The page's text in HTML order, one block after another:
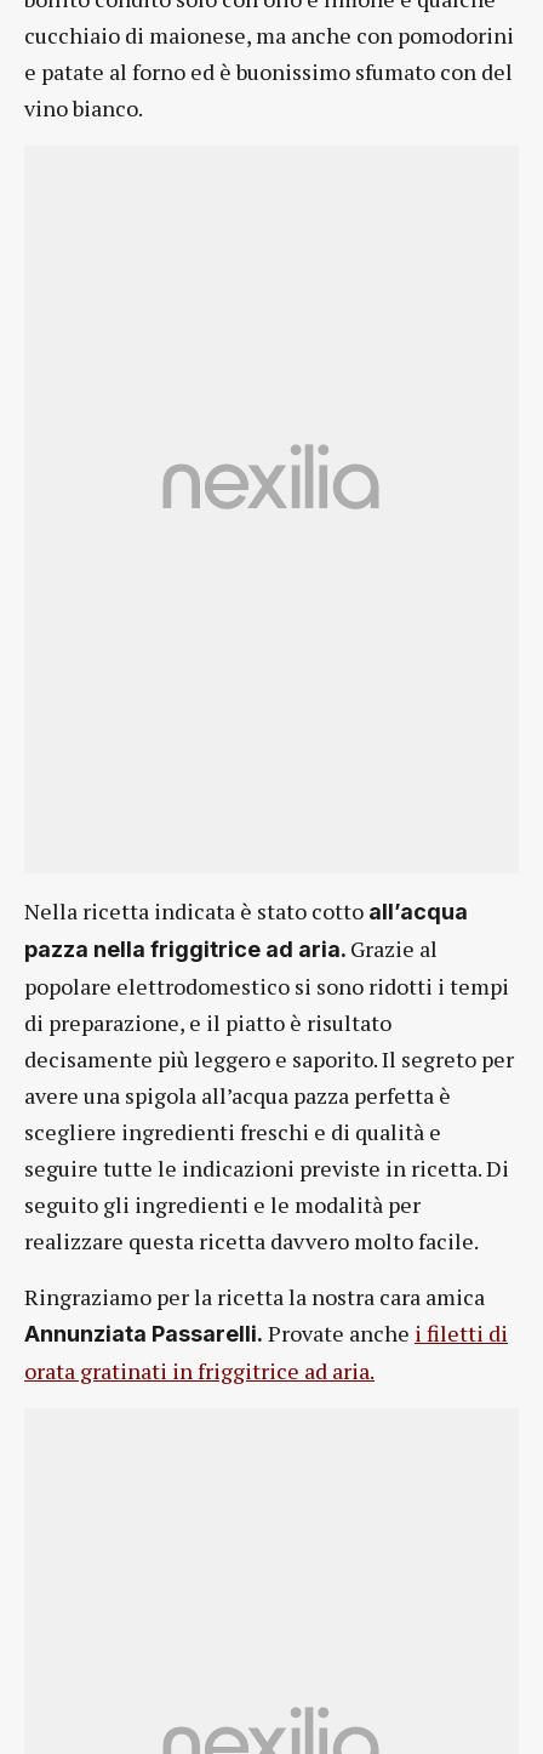
cucchiaio di maionese, ma anche con pomodorini
e patate al forno ed è buonissimo sfumato con del
vino bianco.
Nella ricetta indicata è stato cotto all’acqua
pazza nella friggitrice ad aria. Grazie al
popolare elettrodomestico si sono ridotti i tempi
di preparazione, e il piatto è risultato
decisamente più leggero e saporito. Il segreto per
avere una spigola all’acqua pazza perfetta è
scegliere ingredienti freschi e di qualità e
seguire tutte le indicazioni previste in ricetta. Di
seguito gli ingredienti e le modalità per
realizzare questa ricetta davvero molto facile.
Ringraziamo per la ricetta la nostra cara amica
Annunziata Passarelli. Provate anche i filetti di
orata gratinati in friggitrice ad aria.